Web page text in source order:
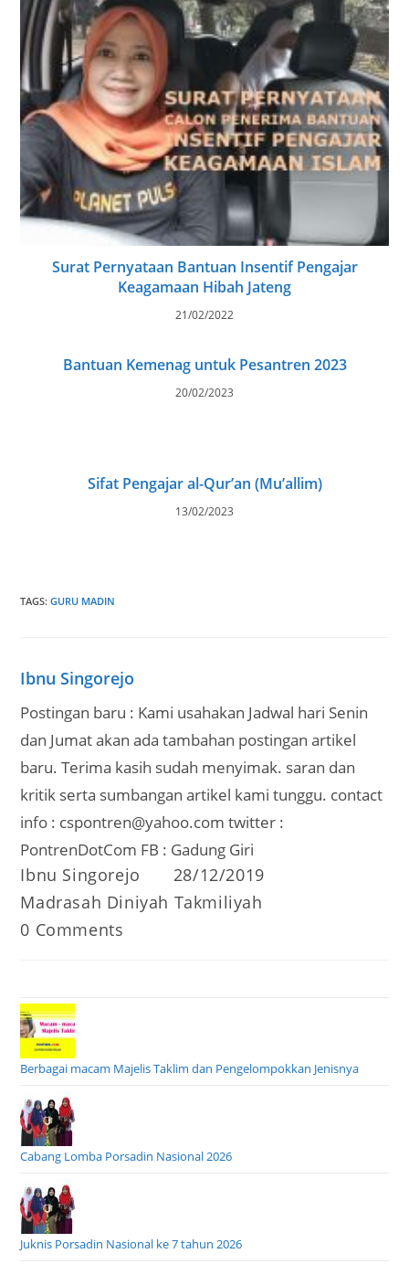
Surat Pernyataan Bantuan Insentif Pengajar
Keagamaan Hibah Jateng
21/02/2022
Bantuan Kemenag untuk Pesantren 2023
20/02/2023
Sifat Pengajar al-Qur’an (Mu’allim)
13/02/2023
TAGS:GURU MADIN
Ibnu Singorejo
Postingan baru : Kami usahakan Jadwal hari Senin
dan Jumat akan ada tambahan postingan artikel
baru. Terima kasih sudah menyimak. saran dan
kritik serta sumbangan artikel kami tunggu. contact
info : cspontren@yahoo.com twitter :
PontrenDotCom FB : Gadung Giri
Post
Ibnu Singorejo
Post
28/12/2019
Post
Madrasah Diniyah Takmiliyah
Post
0 Comments
Berbagai macam Majelis Taklim dan Pengelompokkan Jenisnya
Cabang Lomba Porsadin Nasional 2026
Juknis Porsadin Nasional ke 7 tahun 2026